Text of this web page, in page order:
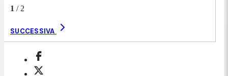
1 / 2
SUCCESSIVA